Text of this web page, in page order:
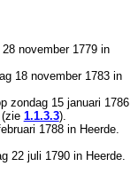
november 1779 in
18 november 1783 in
zondag 15 januari 1786
1.1.3.3).
1788 in Heerde.
22 juli 1790 in Heerde.